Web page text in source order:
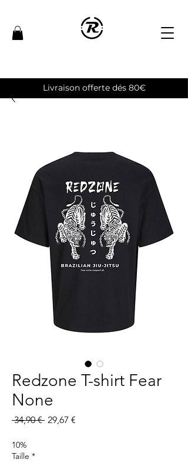
Livraison offerte dés 80€
Redzone T-shirt Fear
None
34,90 € Prix
29,67 €
10%
Taille *